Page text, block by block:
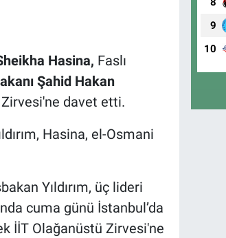
Hasina, Faslı
Şahid Hakan
davet etti.
Hasina, el-Osmani
Yıldırım, üç lideri
cuma günü İstanbul’da
İİT Olağanüstü Zirvesi'ne
9
10